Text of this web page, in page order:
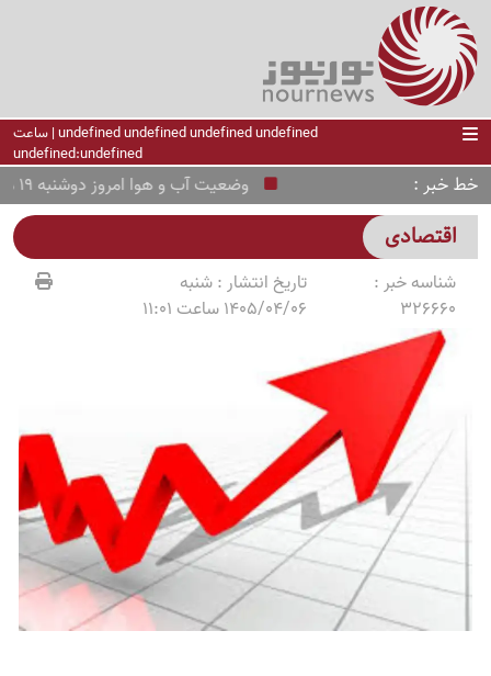
undefined undefined undefined undefined | ساعت
undefined:undefined
خط خبر وضعیت آب و هوا امروز دوشنبه 19 مرداد 1405 + وضعیت استانها
اقتصادی
شناسه خبر :
326660
تاریخ انتشار :شنبه
1405/04/06 ساعت 11:01